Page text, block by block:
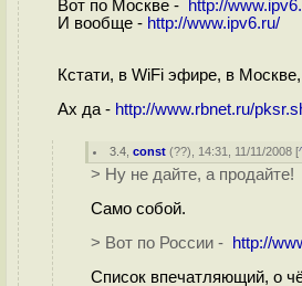
Вот по Москве -
http://
И вообще - http://www.ipv6.ru/
Кстати, в WiFi эфире, в
Ах да - http://www.rbnet.ru/
3.4 ,const (??), 14:31, 11/11/2008 [
> Ну не дайте, а продайте!
Само собой.
> Вот по России -
http://
Список впечатляющий, о